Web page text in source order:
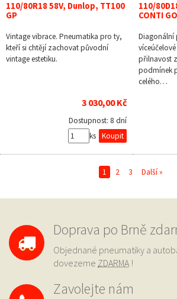
110/80R18 58V, Dunlop, TT100
GP
Vintage vibrace. Pneumatika pro ty,
kteří si chtějí zachovat původní
vintage estetiku.
3 030,00 Kč
Dostupnost: 8 dní
ks
110/
CONTI GO
Diagonální
přilnavost
podmínek
celého…
1 2 3 Další »
Doprava po Brně
Objednané pneumatiky a
dovezeme ZDARMA !
Zavolejte nám